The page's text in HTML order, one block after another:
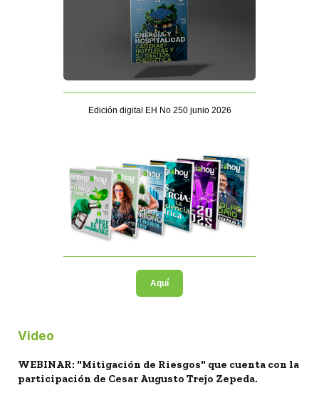
Edición digital EH No 250 junio 2026
Aquí
Video
WEBINAR: "Mitigación de Riesgos" que cuenta con la
participación de Cesar Augusto Trejo Zepeda.